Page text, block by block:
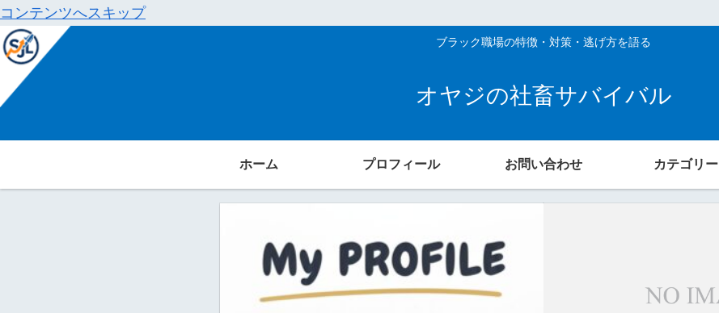
コンテンツへスキップ
ブラック職場の特徴・対策・逃げ方を語る
オヤジの社畜サバイバル
ホーム プロフィール お問い合わせ カテゴリー